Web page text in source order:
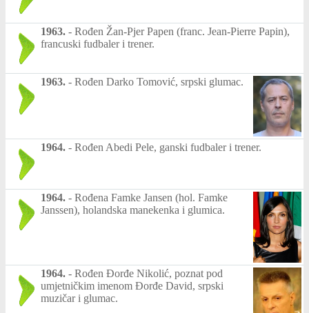
1963. - Rođen Žan-Pjer Papen (franc. Jean-Pierre Papin),
francuski fudbaler i trener.
1963. - Rođen Darko Tomović, srpski glumac.
1964. - Rođen Abedi Pele, ganski fudbaler i trener.
1964. - Rođena Famke Jansen (hol. Famke
Janssen), holandska manekenka i glumica.
1964. - Rođen Đorđe Nikolić, poznat pod
umjetničkim imenom Đorđe David, srpski
muzičar i glumac.